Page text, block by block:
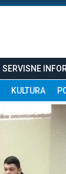
SERVISNE
KULTURA